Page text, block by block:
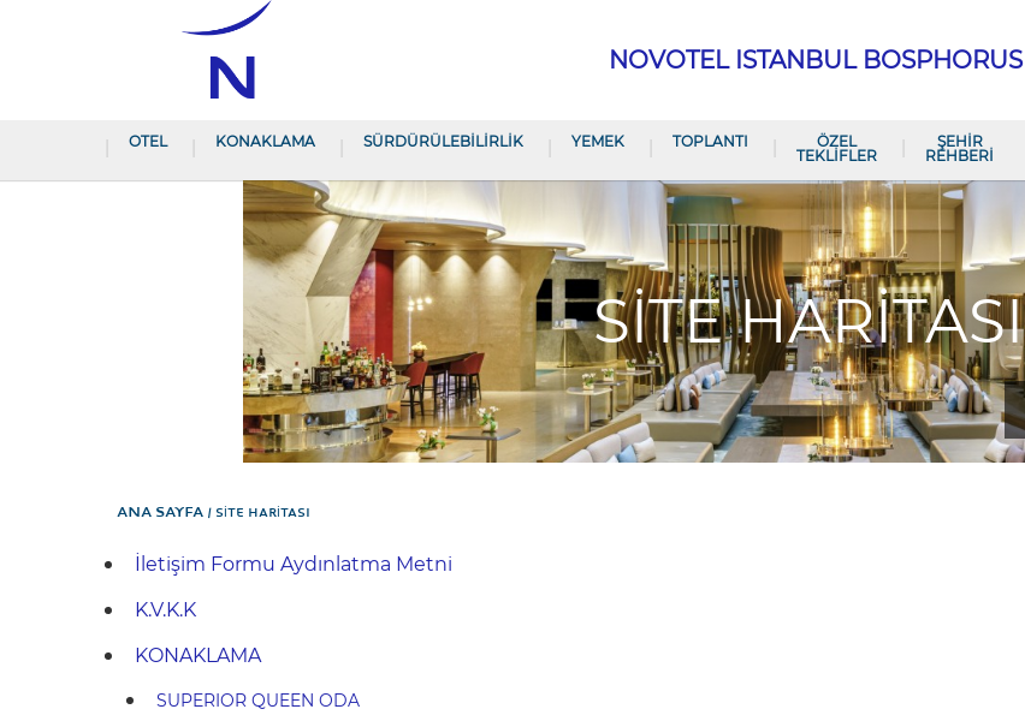
NOVOTEL ISTANBUL BOSPHORUS
OTEL KONAKLAMA SÜRDÜRÜLEBİLİRLİK YEMEK TOPLANTI
ÖZEL
TEKLIFLER
ŞEHIR
REHBERI
SITE HARITASI
Ana Sayfa SITE HARITASI
İletişim Formu Aydınlatma Metni
K.V.K.K
KONAKLAMA
SUPERIOR QUEEN ODA